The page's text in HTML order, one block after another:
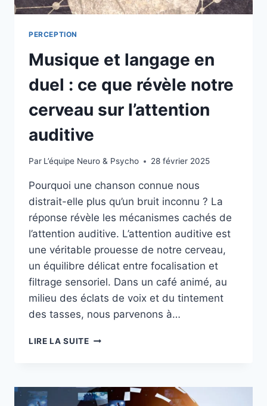
PERCEPTION
Musique et langage en
duel : ce que révèle notre
cerveau sur l’attention
auditive
Par L’équipe Neuro & Psycho 28 février 2025
Pourquoi une chanson connue nous
distrait-elle plus qu’un bruit inconnu ? La
réponse révèle les mécanismes cachés de
l’attention auditive. L’attention auditive est
une véritable prouesse de notre cerveau,
un équilibre délicat entre focalisation et
filtrage sensoriel. Dans un café animé, au
milieu des éclats de voix et du tintement
des tasses, nous parvenons à…
LIRE LA SUITE